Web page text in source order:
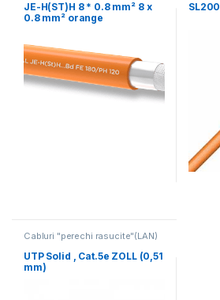
JE-H(ST)H 8 * 0.8 mm² 8 x
0.8 mm² orange
SL200
Cabluri "perechi rasucite"(LAN)
UTP Solid , Cat.5e ZOLL (0,51
mm)